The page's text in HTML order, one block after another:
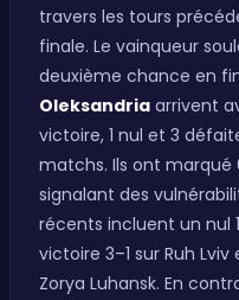
travers les tours
finale. Le vainqueur
deuxième chance en
Oleksandria arrivent
victoire, 1 nul et 3
matchs. Ils ont
signalant des
récents incluent un nul
victoire 3–1 sur Ruh
Zorya Luhansk. En